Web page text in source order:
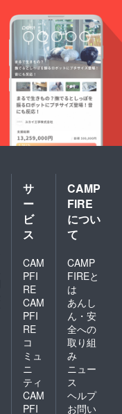
ただけ
れば幸
いで
す。
サ
ー
ビ
ス
CAM
PFI
RE
CAM
PFI
RE
コ
ミュ
ニ
ティ
CAM
PFI
CAMP
FIRE
につい
て
CAMP
FIREと
は
あんし
ん・安
全への
取り組
み
ニュー
ス
ヘルプ
お問い